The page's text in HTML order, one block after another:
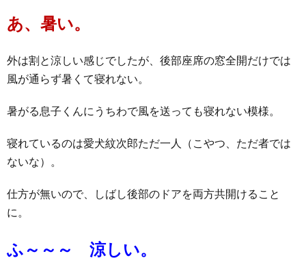
あ、暑い。
外は割と涼しい感じでしたが、後部座席の窓全開だけでは
風が通らず暑くて寝れない。
暑がる息子くんにうちわで風を送っても寝れない模様。
寝れているのは愛犬紋次郎ただ一人（こやつ、ただ者では
ないな）。
仕方が無いので、しばし後部のドアを両方共開けること
に。
ふ～～～ 涼しい。